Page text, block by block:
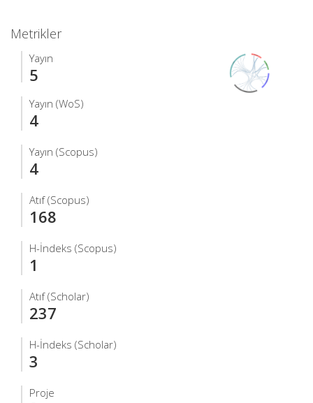
Metrikler
Yayın
5
Yayın (WoS)
4
Yayın (Scopus)
4
Atıf (Scopus)
168
H-İndeks (Scopus)
1
Atıf (Scholar)
237
H-İndeks (Scholar)
3
Proje